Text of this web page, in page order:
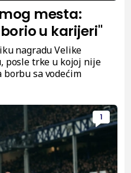
mesta:
u karijeri"
nagradu Velike
posle trke u kojoj nije
borbu sa vodećim
1